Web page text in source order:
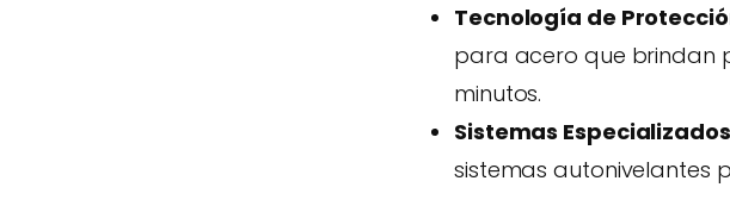
Tecnología de
para acero que brindan
minutos.
Sistemas
sistemas autonivelantes